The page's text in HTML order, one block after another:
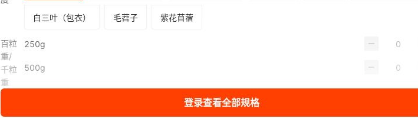
白三叶（包衣） 毛苕子 紫花苜蓿
百粒
重/
千粒
重
250g
500g
登录查看全部规格